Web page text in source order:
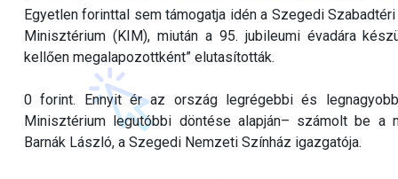
Egyetlen forinttal sem támogatja idén a Szegedi
Minisztérium (KIM), miután a 95. jubileumi évadára
kellően megalapozottként” elutasították.
0 forint. Ennyit ér az ország legrégebbi és
Minisztérium legutóbbi döntése alapján– számolt be a
Barnák László, a Szegedi Nemzeti Színház igazgatója.